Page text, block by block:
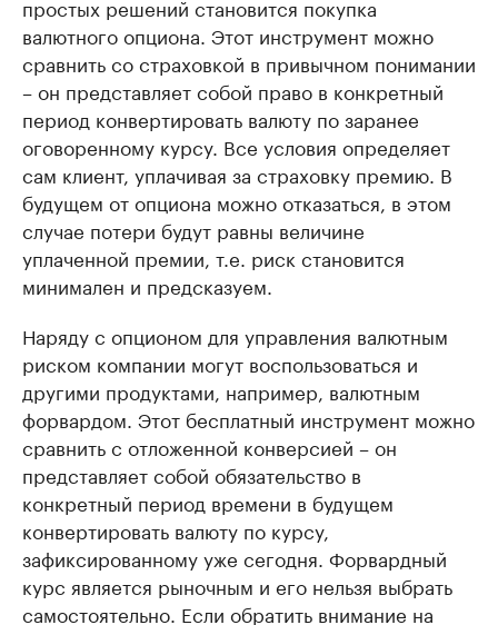
простых решений становится покупка
валютного опциона. Этот инструмент можно
сравнить со страховкой в привычном понимании
– он представляет собой право в конкретный
период конвертировать валюту по заранее
оговоренному курсу. Все условия определяет
сам клиент, уплачивая за страховку премию. В
будущем от опциона можно отказаться, в этом
случае потери будут равны величине
уплаченной премии, т.е. риск становится
минимален и предсказуем.
Наряду с опционом для управления валютным
риском компании могут воспользоваться и
другими продуктами, например, валютным
форвардом. Этот бесплатный инструмент можно
сравнить с отложенной конверсией – он
представляет собой обязательство в
конкретный период времени в будущем
конвертировать валюту по курсу,
зафиксированному уже сегодня. Форвардный
курс является рыночным и его нельзя выбрать
самостоятельно. Если обратить внимание на